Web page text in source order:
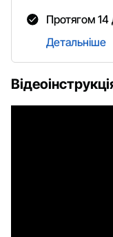
Протягом 14
Детальніше